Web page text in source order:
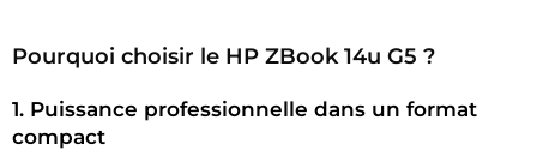
Pourquoi choisir le HP ZBook 14u G5 ?
1. Puissance professionnelle dans un format
compact